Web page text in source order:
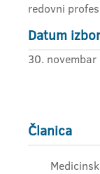
redovni
Datum
30.
Članica